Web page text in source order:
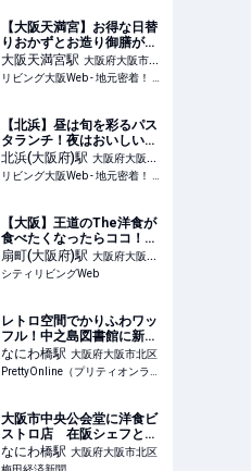
【大阪天満宮】お得な日替
りおかずとお造り御膳が
1000円！トロトロ豚の角
煮！「魚や市 本店」
大阪天満宮駅 大阪府大阪市北
区
リビング大阪Web - 地元密着！ 大阪市、堺市、北摂エリア、京阪沿線ほかのグルメ、イベント、お出かけ、習い事情報
【北浜】昼は旬を彩るパス
タランチ！夜はおいしいワ
インとイタリアン！
「cane（カーネ）」
北浜(大阪府)駅 大阪府大阪市
中央区
リビング大阪Web - 地元密着！ 大阪市、堺市、北摂エリア、京阪沿線ほかのグルメ、イベント、お出かけ、習い事情報
【大阪】王道のThe洋食が
食べたくなったらココ！
『グリル らんぷ亭』｜シテ
ィリビングWeb
扇町(大阪府)駅 大阪府大阪市
北区
シティリビングWeb
レトロ空間でかりふわワッ
フル！中之島図書館に新カ
フェ「囲と囲曲」オープン |
PrettyOnline
なにわ橋駅 大阪府大阪市北区
PrettyOnline（プリティオンライン）
大阪市中央公会堂に洋食ビ
ストロ店 在阪シェフとの
コラボメニューも
なにわ橋駅 大阪府大阪市北区